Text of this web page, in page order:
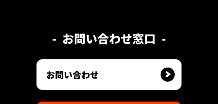
お問い合わせ窓口
お問い合わせ